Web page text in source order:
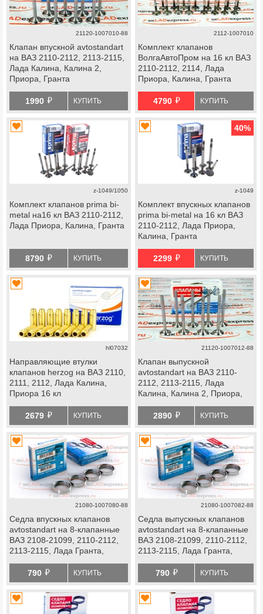
21120-1007010-88
Клапан впускной avtostandart
на ВАЗ 2110-2112, 2113-2115,
Лада Калина, Калина 2,
Приора, Гранта
1990 й КУПИТЬ
2112-1007010
Комплект клапанов
ВолгаАвтоПром на 16 кл ВАЗ
2110-2112, 2114, Лада
Приора, Калина, Гранта
4790 й КУПИТЬ
z-1049/1050
Комплект клапанов prima bi-
metal на16 кл ВАЗ 2110-2112,
Лада Приора, Калина, Гранта
8790 й КУПИТЬ
40%
z-1049
Комплект впускных клапанов
prima bi-metal на 16 кл ВАЗ
2110-2112, Лада Приора,
Калина, Гранта
2299 й КУПИТЬ
hl07032
Направляющие втулки
клапанов herzog на ВАЗ 2110,
2111, 2112, Лада Калина,
Приора 16 кл
2679 й КУПИТЬ
21120-1007012-88
Клапан выпускной
avtostandart на ВАЗ 2110-
2112, 2113-2115, Лада
Калина, Калина 2, Приора,
2890 й КУПИТЬ
21080-1007080-88
Седла впускных клапанов
avtostandart на 8-клапанные
ВАЗ 2108-21099, 2110-2112,
2113-2115, Лада Гранта,
790 й КУПИТЬ
21080-1007082-88
Седла выпускных клапанов
avtostandart на 8-клапанные
ВАЗ 2108-21099, 2110-2112,
2113-2115, Лада Гранта,
790 й КУПИТЬ